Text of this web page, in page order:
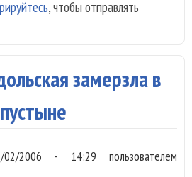
, чтобы отправлять
замерзла в
пустыне
02/2006 - 14:29 пользователем